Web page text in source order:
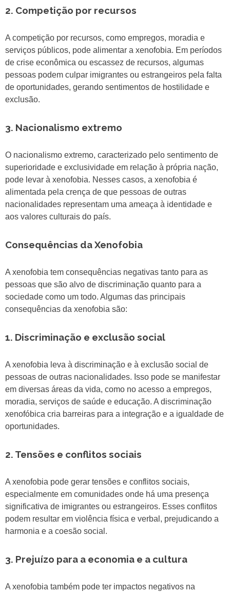
2. Competição por recursos
A competição por recursos, como empregos, moradia e
serviços públicos, pode alimentar a xenofobia. Em períodos
de crise econômica ou escassez de recursos, algumas
pessoas podem culpar imigrantes ou estrangeiros pela falta
de oportunidades, gerando sentimentos de hostilidade e
exclusão.
3. Nacionalismo extremo
O nacionalismo extremo, caracterizado pelo sentimento de
superioridade e exclusividade em relação à própria nação,
pode levar à xenofobia. Nesses casos, a xenofobia é
alimentada pela crença de que pessoas de outras
nacionalidades representam uma ameaça à identidade e
aos valores culturais do país.
Consequências da Xenofobia
A xenofobia tem consequências negativas tanto para as
pessoas que são alvo de discriminação quanto para a
sociedade como um todo. Algumas das principais
consequências da xenofobia são:
1. Discriminação e exclusão social
A xenofobia leva à discriminação e à exclusão social de
pessoas de outras nacionalidades. Isso pode se manifestar
em diversas áreas da vida, como no acesso a empregos,
moradia, serviços de saúde e educação. A discriminação
xenofóbica cria barreiras para a integração e a igualdade de
oportunidades.
2. Tensões e conflitos sociais
A xenofobia pode gerar tensões e conflitos sociais,
especialmente em comunidades onde há uma presença
significativa de imigrantes ou estrangeiros. Esses conflitos
podem resultar em violência física e verbal, prejudicando a
harmonia e a coesão social.
3. Prejuízo para a economia e a cultura
A xenofobia também pode ter impactos negativos na